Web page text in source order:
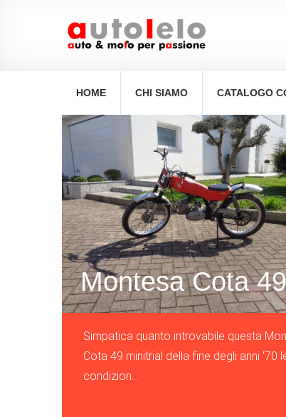
.
HOME CHI SIAMO CATALOGO
Montesa Cota 49
Simpatica quanto introvabile questa
Cota 49 minitrial della fine degli anni '70
condizion...